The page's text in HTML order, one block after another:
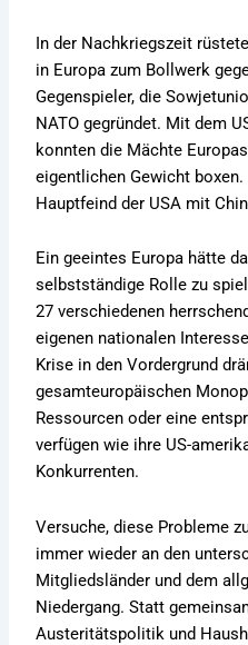
In der Nachkriegszeit
in Europa zum Bollwerk
Gegenspieler, die
NATO gegründet. Mit dem
konnten die Mächte
eigentlichen Gewicht
Hauptfeind der USA mit
Ein geeintes Europa hätte
selbstständige Rolle zu
27 verschiedenen
eigenen nationalen
Krise in den Vordergrund
gesamteuropäischen
Ressourcen oder eine
verfügen wie ihre US-
Konkurrenten.
Versuche, diese Probleme
immer wieder an den
Mitgliedsländer und dem
Niedergang. Statt
Austeritätspolitik und